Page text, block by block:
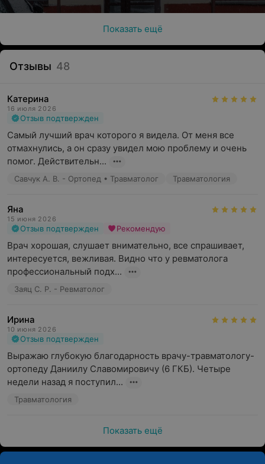
Показать ещё
Отзывы 48
Катерина
16 июля 2026
Отзыв подтвержден
Самый лучший врач которого я видела. От меня все
отмахнулись, а он сразу увидел мою проблему и очень
помог. Действительн...
Савчук А. В. - Ортопед • Травматолог Травматология
Яна
15 июня 2026
Отзыв подтвержден Рекомендую
Врач хорошая, слушает внимательно, все спрашивает,
интересуется, вежливая. Видно что у ревматолога
профессиональный подх...
Заяц С. Р. - Ревматолог
Ирина
10 июня 2026
Отзыв подтвержден
Выражаю глубокую благодарность врачу-травматологу-
ортопеду Даниилу Славомировичу (6 ГКБ). Четыре
недели назад я поступил...
Травматология
Показать ещё